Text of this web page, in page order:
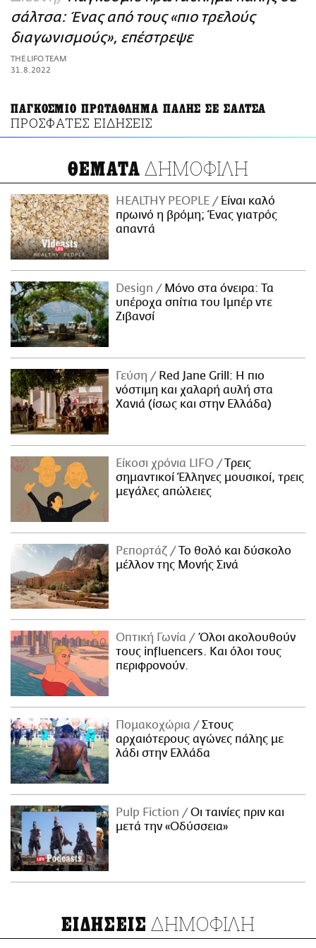
ΑΜΠΑ
PRINT
σάλτσα: Ένας από τους «πιο τρελούς
διαγωνισμούς», επέστρεψε
THE LIFO TEAM
31.8.2022
ΠΑΓΚΟΣΜΙΟ ΠΡΩΤΑΘΛΗΜΑ ΠΑΛΗΣ ΣΕ ΣΑΛΤΣΑ
ΠΡΟΣΦΑΤΕΣ ΕΙΔΗΣΕΙΣ
ΘΕΜΑΤΑ ΔΗΜΟΦΙΛΗ
HEALTHY PEOPLE
Είναι καλό
πρωινό η βρόμη; Ένας γιατρός
απαντά
Design
Μόνο στα όνειρα: Τα
υπέροχα σπίτια του Ιμπέρ ντε
Ζιβανσί
Γεύση
Red Jane Grill: Η πιο
νόστιμη και χαλαρή αυλή στα
Χανιά (ίσως και στην Ελλάδα)
Είκοσι χρόνια LIFO
Tρεις
σημαντικοί Έλληνες μουσικοί, τρεις
μεγάλες απώλειες
Ρεπορτάζ
Το θολό και δύσκολο
μέλλον της Μονής Σινά
Οπτική Γωνία
Όλοι ακολουθούν
τους influencers. Και όλοι τους
περιφρονούν.
Πομακοχώρια
Στους
αρχαιότερους αγώνες πάλης με
λάδι στην Ελλάδα
Pulp Fiction
Οι ταινίες πριν και
μετά την «Οδύσσεια»
ΕΙΔΗΣΕΙΣ ΔΗΜΟΦΙΛΗ